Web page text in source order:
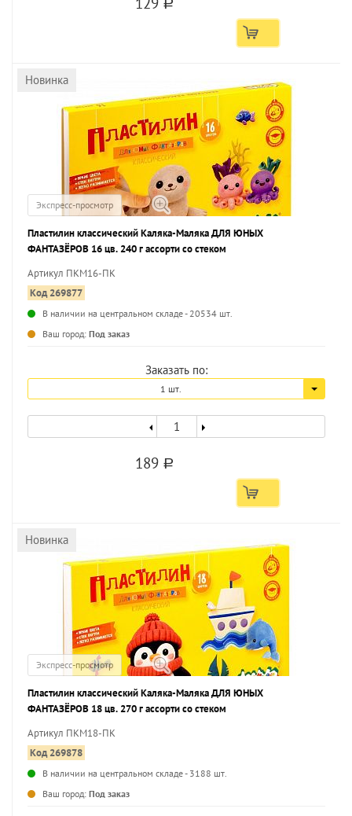
a
Новинка
Экспресс-просмотр
Пластилин классический Каляка-Маляка ДЛЯ ЮНЫХ
ФАНТАЗЁРОВ 16 цв. 240 г ассорти со стеком
Артикул ПКМ16-ПК
Код 269877
В наличии на центральном складе - 20534 шт.
Ваш город: Под заказ
Заказать по:
1 шт.
189 a
Новинка
Экспресс-просмотр
Пластилин классический Каляка-Маляка ДЛЯ ЮНЫХ
ФАНТАЗЁРОВ 18 цв. 270 г ассорти со стеком
Артикул ПКМ18-ПК
Код 269878
В наличии на центральном складе - 3188 шт.
Ваш город: Под заказ